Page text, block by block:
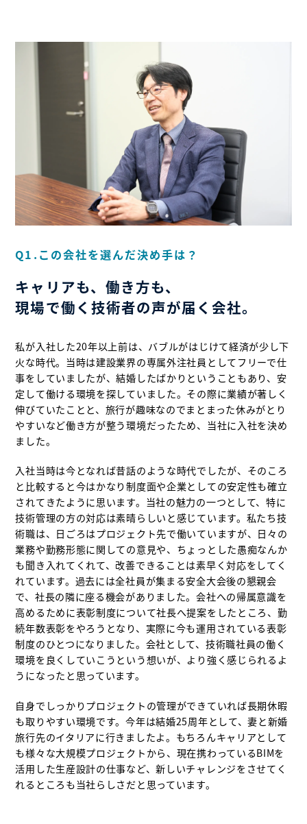
Q1.この会社を選んだ決め手は？
キャリアも、働き方も、
現場で働く技術者の声が届く会社。
私が入社した20年以上前は、バブルがはじけて経済が少し下
火な時代。当時は建設業界の専属外注社員としてフリーで仕
事をしていましたが、結婚したばかりということもあり、安
定して働ける環境を探していました。その際に業績が著しく
伸びていたことと、旅行が趣味なのでまとまった休みがとり
やすいなど働き方が整う環境だったため、当社に入社を決め
ました。
入社当時は今となれば昔話のような時代でしたが、そのころ
と比較すると今はかなり制度面や企業としての安定性も確立
されてきたように思います。当社の魅力の一つとして、特に
技術管理の方の対応は素晴らしいと感じています。私たち技
術職は、日ごろはプロジェクト先で働いていますが、日々の
業務や勤務形態に関しての意見や、ちょっとした愚痴なんか
も聞き入れてくれて、改善できることは素早く対応をしてく
れています。過去には全社員が集まる安全大会後の懇親会
で、社長の隣に座る機会がありました。会社への帰属意識を
高めるために表彰制度について社長へ提案をしたところ、勤
続年数表彰をやろうとなり、実際に今も運用されている表彰
制度のひとつになりました。会社として、技術職社員の働く
環境を良くしていこうという想いが、より強く感じられるよ
うになったと思っています。
自身でしっかりプロジェクトの管理ができていれば長期休暇
も取りやすい環境です。今年は結婚25周年として、妻と新婚
旅行先のイタリアに行きましたよ。もちろんキャリアとして
も様々な大規模プロジェクトから、現在携わっているBIMを
活用した生産設計の仕事など、新しいチャレンジをさせてく
れるところも当社らしさだと思っています。